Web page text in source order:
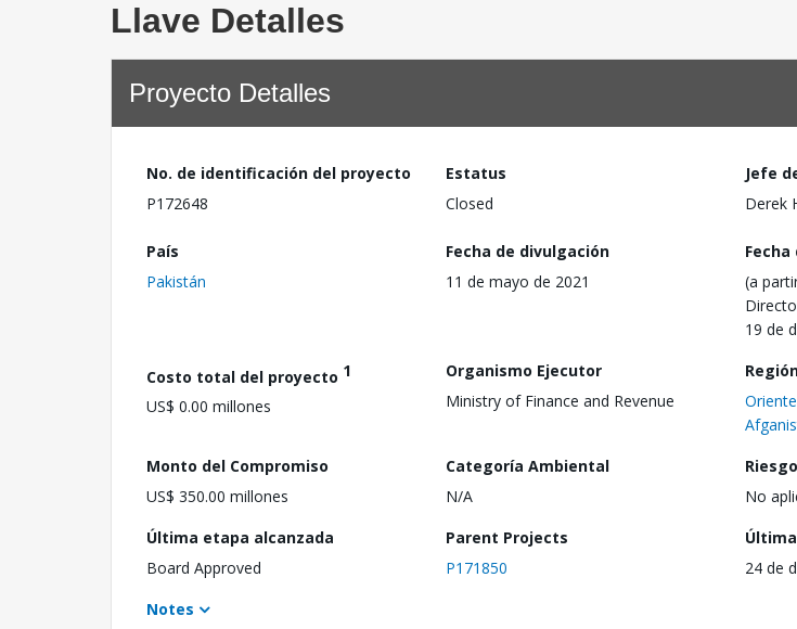
Llave Detalles
Proyecto Detalles
No. de identificación del proyecto
P172648
Estatus
Closed
Jefe
Derek
País
Pakistán
Fecha de divulgación
11 de mayo de 2021
(a
19 de
Costo total del proyecto 1
US$ 0.00 millones
Organismo Ejecutor
Ministry of Finance and Revenue
Monto del Compromiso
US$ 350.00 millones
Categoría Ambiental
N/A
No
Última etapa alcanzada
Board Approved
Parent Projects
P171850
24 de
Notes